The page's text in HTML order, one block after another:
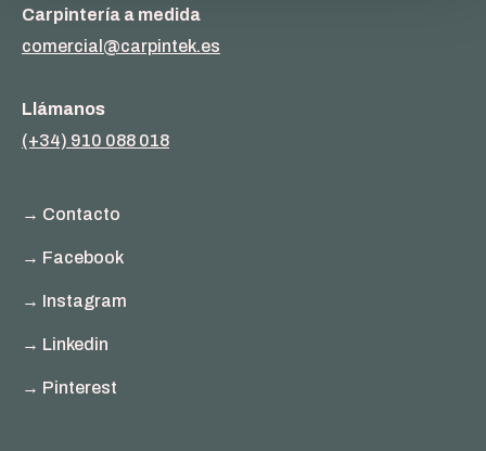
Carpintería a medida
comercial@carpintek.es
Llámanos
(+34) 910 088 018
→ Contacto
→ Facebook
→ Instagram
→ Linkedin
→ Pinterest